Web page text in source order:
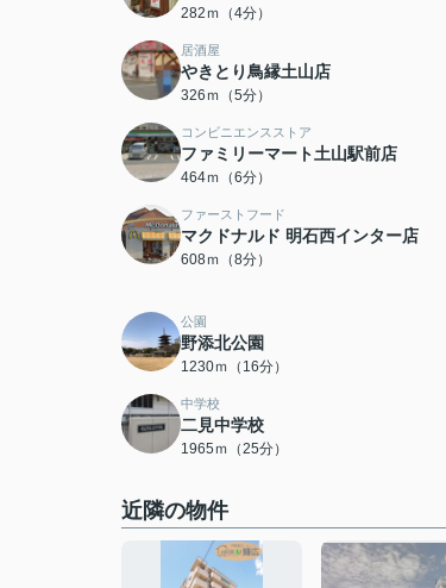
282ｍ（4分）
居酒屋
やきとり鳥縁土山店
326ｍ（5分）
コンビニエンスストア
ファミリーマート土山駅前店
464ｍ（6分）
ファーストフード
マクドナルド 明石西インター店
608ｍ（8分）
公園
野添北公園
1230ｍ（16分）
中学校
二見中学校
1965ｍ（25分）
近隣の物件